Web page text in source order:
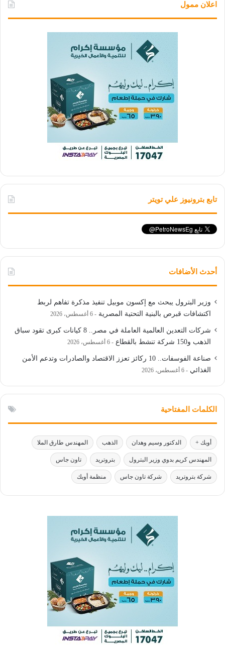
اعلان ممول
تابع بترونيوز علي تويتر
أحدث الأضافات
وزير البترول يبحث مع إكسون موبيل تنفيذ مذكرة تفاهم لربط
اكتشافات قبرص بالبنية التحتية المصرية
6 أغسطس، 2026
شركات التعدين العالمية العاملة في مصر.. 8 كيانات كبرى تقود سباق
الذهب و150 شركة تنشط بالقطاع
6 أغسطس، 2026
صناعة الفوسفات.. 10 ركائز تعزز الاقتصاد والصادرات وتدعم الأمن
الغذائي
6 أغسطس، 2026
الكلمات المفتاحية
أوبك + الدكتور وسيم وهدان الذهب المهندس طارق الملا
المهندس كريم بدوي وزير البترول بتروتريد تاون جاس
شركة بتروتريد شركة تاون جاس منظمة أوبك